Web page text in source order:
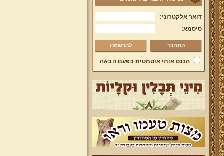
דואר אלקטרוני:
סיסמא:
להרשמה
הכנס אותי אוטמטית בפעם הבאה